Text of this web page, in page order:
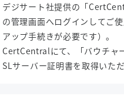
デジサート社提供の「
の管理画面へログインしてご
アップ手続きが必要です）。
CertCentralにて、「バウチャ
SLサーバー証明書を取得いただ